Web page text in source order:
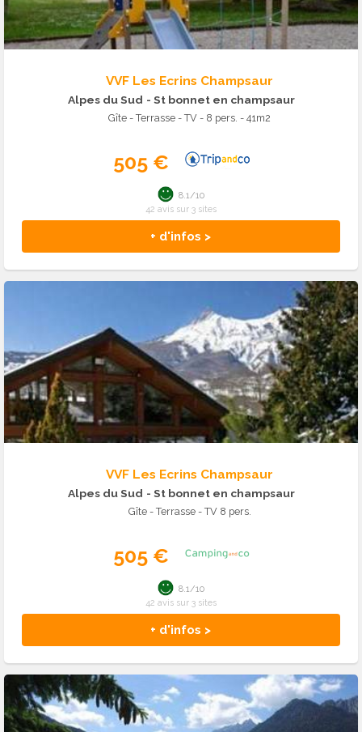
VVF Les Ecrins Champsaur
Alpes du Sud - St bonnet en champsaur
Gîte - Terrasse - TV - 8 pers. - 41m2
505 €
+ d'infos >
8.1/10
42 avis sur 3 sites
VVF Les Ecrins Champsaur
Alpes du Sud - St bonnet en champsaur
Gîte - Terrasse - TV 8 pers.
505 €
+ d'infos >
8.1/10
42 avis sur 3 sites